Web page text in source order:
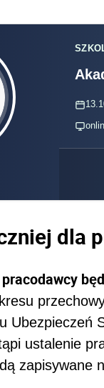
dla
pracodawcy
Ubezpieczeń
ustalenie
zapisywane